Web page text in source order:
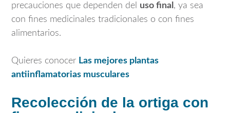
precauciones que dependen del uso final , ya sea
con fines medicinales tradicionales o con fines
alimentarios.
Quieres conocer Las mejores plantas
antiinflamatorias musculares
Recolección de la ortiga con